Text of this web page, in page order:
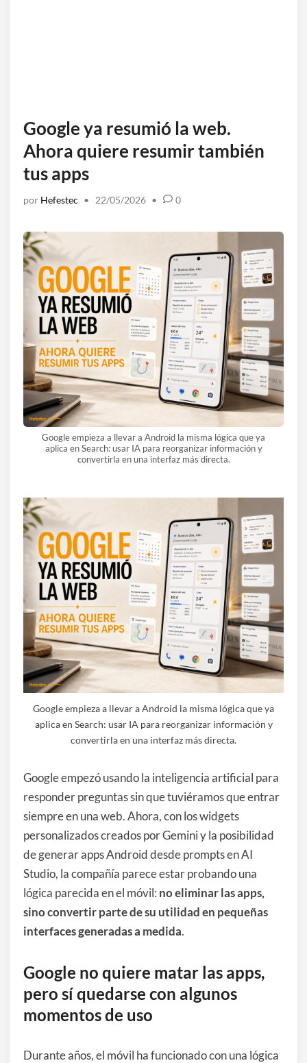
Google ya resumió la web.
Ahora quiere resumir también
tus apps
por Hefestec • 22/05/2026 • 0
Google empieza a llevar a Android la misma lógica que ya
aplica en Search: usar IA para reorganizar información y
convertirla en una interfaz más directa.
Google empieza a llevar a Android la misma lógica que ya
aplica en Search: usar IA para reorganizar información y
convertirla en una interfaz más directa.
Google empezó usando la inteligencia artificial para
responder preguntas sin que tuviéramos que entrar
siempre en una web. Ahora, con los widgets
personalizados creados por Gemini y la posibilidad
de generar apps Android desde prompts en AI
Studio, la compañía parece estar probando una
lógica parecida en el móvil: no eliminar las apps,
sino convertir parte de su utilidad en pequeñas
interfaces generadas a medida.
Google no quiere matar las apps,
pero sí quedarse con algunos
momentos de uso
Durante años, el móvil ha funcionado con una lógica